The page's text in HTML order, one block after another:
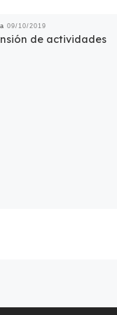
09/10/2019
de actividades